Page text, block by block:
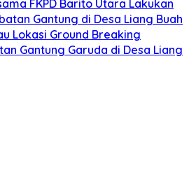
FKPD Barito Utara Lakukan
Gantung di Desa Liang Buah
Lokasi Ground Breaking
Gantung Garuda di Desa Liang